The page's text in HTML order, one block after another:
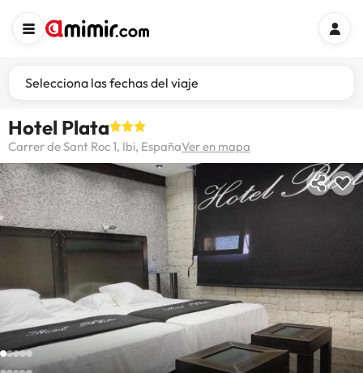
Selecciona las fechas del viaje
Hotel Plata
Carrer de Sant Roc 1, Ibi, EspañaVer en mapa